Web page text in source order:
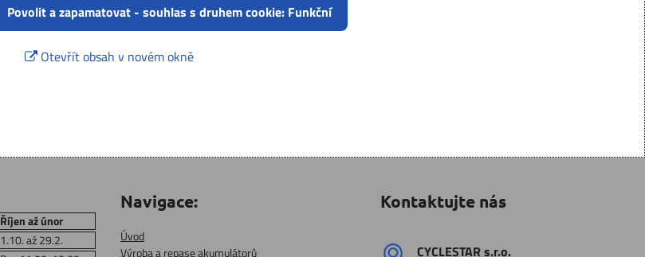
Povolit a zapamatovat - souhlas s druhem cookie: Funkční
Otevřít obsah v novém okně
Říjen až únor
1.10. až 29.2.
Navigace:
Úvod
Výroba a repase akumulátorů
Kontaktujte nás
CYCLESTAR s​.r​.o​.